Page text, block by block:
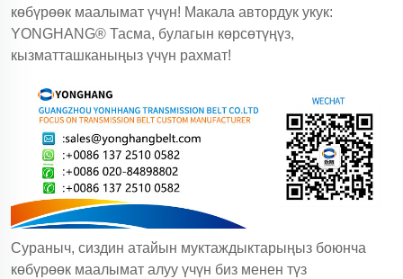
көбүрөөк маалымат үчүн! Макала автордук укук:
YONGHANG® Тасма, булагын көрсөтүңүз,
кызматташканыңыз үчүн рахмат!
Сураныч, сиздин атайын муктаждыктарыңыз боюнча
көбүрөөк маалымат алуу үчүн биз менен түз